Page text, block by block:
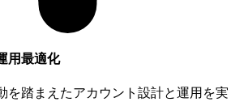
用最適化
を踏まえたアカウント設計と運用を実